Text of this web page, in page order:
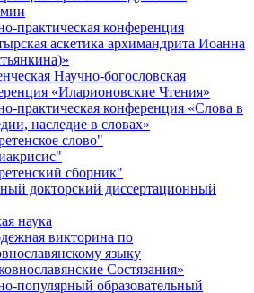
практическая конференция
аскетика архимандрита Иоанна
Научно-богословская
«Иларионовские Чтения»
практическая конференция «Cлова в
наследие в словах»
слово"
сборник"
докторский диссертационный
наука
викторина по
языку
Состязания»
популярный образовательный